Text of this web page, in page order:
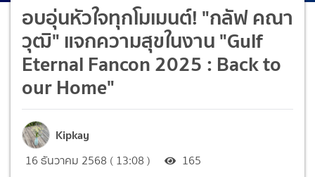
อบอุ่นหัวใจทุกโมเมนต์! "กลัฟ คณา
วุฒิ" แจกความสุขในงาน "Gulf
Eternal Fancon 2025 : Back to
our Home"
Kipkay
16 ธันวาคม 2568 ( 13:08 ) 165